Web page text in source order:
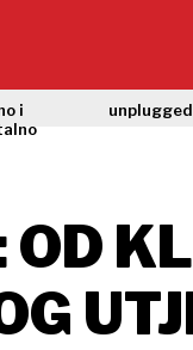
i
unplugged